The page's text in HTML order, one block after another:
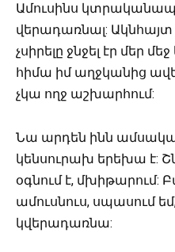
Ամուսինս
վերադառնալ: Ակնհայտ
չսիրելը ջնջել էր մեր
հիմա իմ աղջկանից
չկա ողջ աշխարհում:
Նա արդեն ինն
կենսուրախ երեխա է:
օգնում է, մխիթարում:
ամուսնուս, սպասում
կվերադառնա: